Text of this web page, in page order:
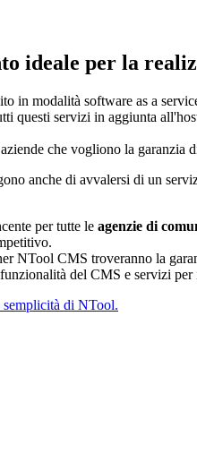
ideale per la
in modalità software as a
questi servizi in aggiunta
che vogliono la garanzia
anche di avvalersi di un
per tutte le agenzie di
NTool CMS troveranno la
del CMS e servizi
semplicità di NTool.